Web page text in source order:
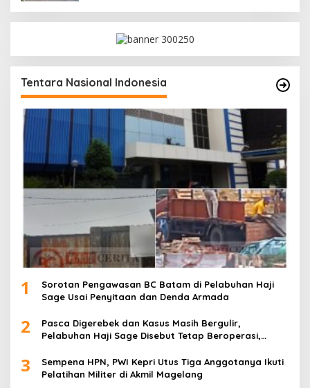
Tentara Nasional Indonesia
1
Sorotan Pengawasan BC Batam di Pelabuhan Haji
Sage Usai Penyitaan dan Denda Armada
2
Pasca Digerebek dan Kasus Masih Bergulir,
Pelabuhan Haji Sage Disebut Tetap Beroperasi,
3
Sempena HPN, PWI Kepri Utus Tiga Anggotanya Ikuti
Pelatihan Militer di Akmil Magelang